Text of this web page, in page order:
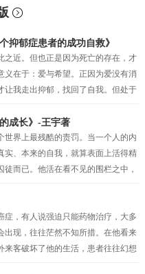
抑郁症患者的成功自救》
之近。但也正是因为死亡的存在，才
义在于：爱与希望。正因为爱没有消
让我走出抑郁，找回了自我。但处于
自我安慰罢了。我似乎只剩下在绝望
是这种在绝望中的坚持，才真的让我
。当曙光最终突破了黑夜的壁垒，我
的动力，因为“希望”而产生的坚持。
成长》-王宇著
世界上最残酷的责罚。当一个人的内
实、本来的自我，就算表面上活得精
徒而已。他活在看不见的围栏之中，
人生的主宰，其实他只不过是一个傀
的神经症一样都有一定人格的基础，
看老”。社交恐惧的形成与早期环境
其是父母自身人格特质及对孩子的教
症，有人说强迫只能药物治疗，大多
出现，往往茫然不知所措。在他看来
来客破坏了他的生活，患者往往幻想